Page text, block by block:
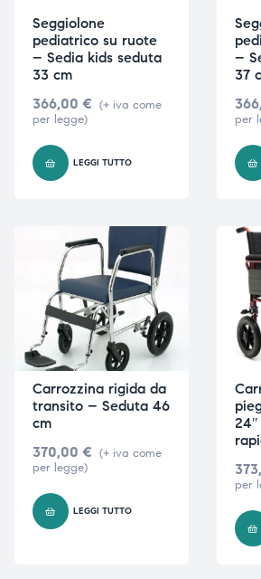
Seggiolone
pediatrico su ruote
– Sedia kids seduta
33 cm
366,00 € (+ iva come
per legge)
LEGGI TUTTO
–
37
per
Carrozzina rigida da
transito – Seduta 46
cm
370,00 € (+ iva come
per legge)
LEGGI TUTTO
per